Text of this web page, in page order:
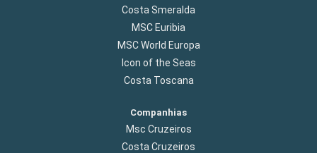
Costa Smeralda
MSC Euribia
MSC World Europa
Icon of the Seas
Costa Toscana
Companhias
Msc Cruzeiros
Costa Cruzeiros